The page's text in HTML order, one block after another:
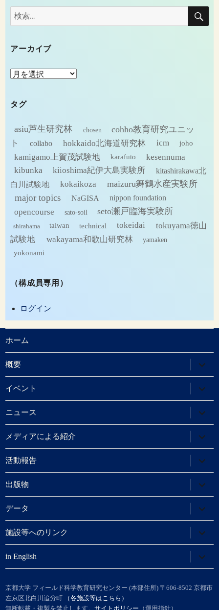
検
索:
検
アーカイブ
ア
カ
ブ
タグ
asiu芦生研究林 chosen
cohho教育研究ユニッ
ト
collabo hokkaido北海道研究林 icm joho
kamigamo上賀茂試験地 karafuto
kesennuma
kibunka
kiioshima紀伊大島実験所
kitashirakawa北
白川試験地
kokaikoza maizuru舞鶴水産実験所
major topics NaGISA nippon foundation
opencourse sato-soil seto瀬戸臨海実験所
shirahama taiwan technical tokeidai
tokuyama徳山
試験地
wakayama和歌山研究林
yamaken
yokonami
（構成員専用）
ログイン
ホーム
概要
ブ
メ
ニ
ュ
ー
を
展
開
イベント
ブ
メ
ニ
ュ
ー
を
展
開
ニュース
ブ
メ
ニ
ュ
ー
を
展
開
メディアによる紹介
ブ
メ
ニ
ュ
ー
を
展
開
活動報告
ブ
メ
ニ
ュ
ー
を
展
開
出版物
ブ
メ
ニ
ュ
ー
を
展
開
データ
ブ
メ
ニ
ュ
ー
を
展
開
施設等へのリンク
ブ
メ
ニ
ュ
ー
展
開
in English
ブ
メ
ュ
ー
京都大学 フィールド科学教育研究センター (本部住所) 〒606-8502 京都市
左京区北白川追分町
（各施設等はこちら）
無断転載・複製を禁止します。サイトポリシー （運用指針）